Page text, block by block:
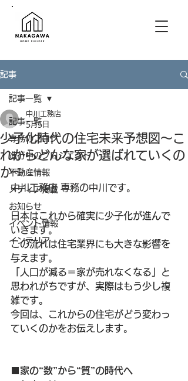
記事
記事一覧
専務のブログ
進行中のプロジェクト
不動産情報
メディア掲載
お知らせ
イベント情報
インテリア
記事一覧
少子化時代の住宅未来予想図〜こ
れからどんな家が選ばれていくの
か〜
中川工務店
5月5日
中川工務店 専務の中川です。
日本はこれから確実に少子化が進んで
いきます。
この流れは住宅業界にも大きな影響を
与えます。
「人口が減る＝家が売れなくなる」と
思われがちですが、実際はもう少し複
雑です。
今回は、これからの住宅がどう変わっ
ていくのかをお伝えします。
■家の“数”から“質”の時代へ